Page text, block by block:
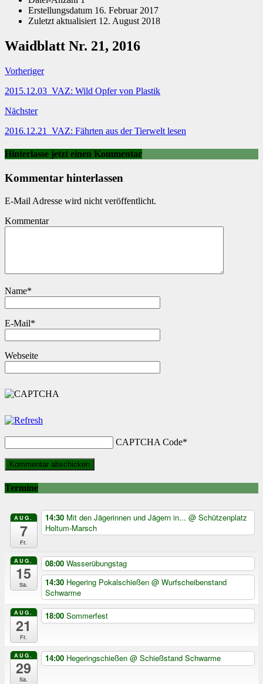
Erstellungsdatum 16. Februar 2017
Zuletzt aktualisiert 12. August 2018
Waidblatt Nr. 21, 2016
Vorheriger
2015.12.03_VAZ: Wild Opfer von Plastik
Nächster
2016.12.21_VAZ: Fährten aus der Tierwelt lesen
Hinterlasse jetzt einen Kommentar
Kommentar hinterlassen
E-Mail Adresse wird nicht veröffentlicht.
Kommentar
Name*
E-Mail*
Webseite
CAPTCHA Code*
Termine
AUG.
7
Fr.
14:30 Mit den Jägerinnen und Jägern in... @ Schützenplatz
Holtum-Marsch
AUG.
15
Sa.
08:00 Wasserübungstag
14:30 Hegering Pokalschießen @ Wurfscheibenstand
Schwarme
AUG.
21
Fr.
18:00 Sommerfest
AUG.
29
Sa.
14:00 Hegeringschießen @ Schießstand Schwarme